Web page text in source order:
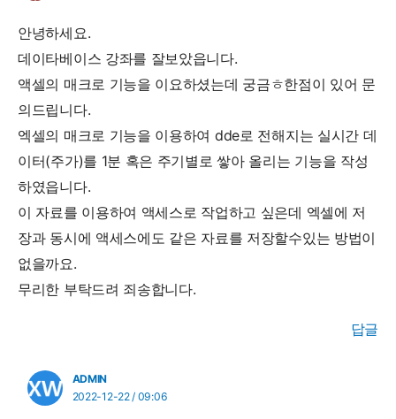
안녕하세요.
데이타베이스 강좌를 잘보았읍니다.
액셀의 매크로 기능을 이요하셨는데 궁금ㅎ한점이 있어 문
의드립니다.
엑셀의 매크로 기능을 이용하여 dde로 전해지는 실시간 데
이터(주가)를 1분 혹은 주기별로 쌓아 올리는 기능을 작성
하였읍니다.
이 자료를 이용하여 액세스로 작업하고 싶은데 엑셀에 저
장과 동시에 액세스에도 같은 자료를 저장할수있는 방법이
없을까요.
무리한 부탁드려 죄송합니다.
답글
ADMIN
2022-12-22 / 09:06